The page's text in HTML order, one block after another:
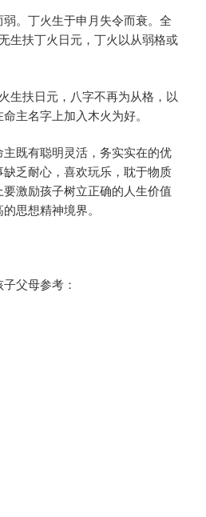
。丁火生于申月失令而衰。全
生扶丁火日元，丁火以从弱格或
生扶日元，八字不再为从格，以
主名字上加入木火为好。
既有聪明灵活，务实实在的优
乏耐心，喜欢玩乐，耽于物质
激励孩子树立正确的人生价值
思想精神境界。
父母参考：